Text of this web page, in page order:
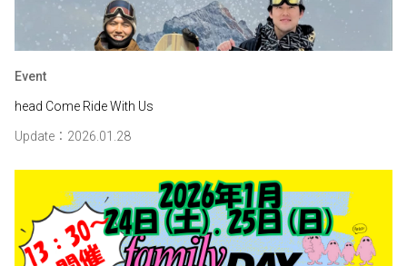
Event
head Come Ride With Us
Update：2026.01.28